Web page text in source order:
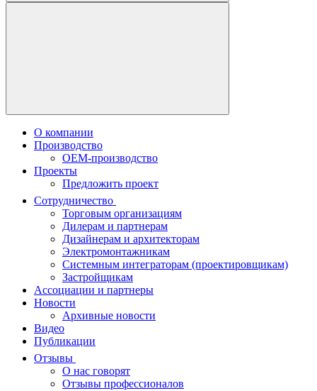
О компании
Производство
OEM-производство
Проекты
Предложить проект
Сотрудничество
Торговым организациям
Дилерам и партнерам
Дизайнерам и архитекторам
Электромонтажникам
Системным интеграторам (проектировщикам)
Застройщикам
Ассоциации и партнеры
Новости
Архивные новости
Видео
Публикации
Отзывы
О нас говорят
Отзывы профессионалов